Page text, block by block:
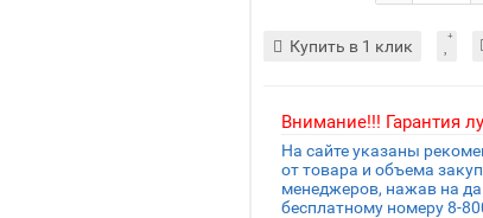
Купить в 1 клик
Внимание!!! Гарантия
На сайте указаны
от товара и объема
менеджеров, нажав на
бесплатному номеру 8-